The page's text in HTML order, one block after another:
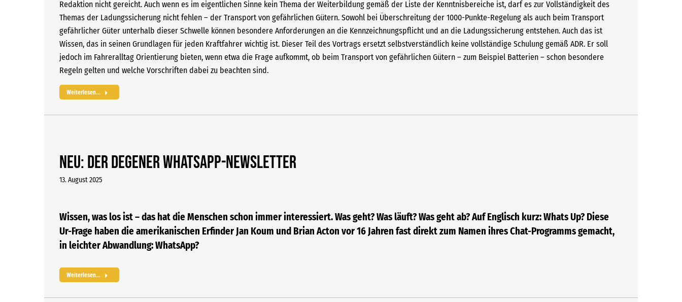
Redaktion nicht gereicht. Auch wenn es im eigentlichen Sinne kein Thema der Weiterbildung gemäß der Liste der Kenntnisbereiche ist, darf es zur Vollständigkeit des
Themas der Ladungssicherung nicht fehlen – der Transport von gefährlichen Gütern. Sowohl bei Überschreitung der 1000-Punkte-Regelung als auch beim Transport
gefährlicher Güter unterhalb dieser Schwelle können besondere Anforderungen an die Kennzeichnungspflicht und an die Ladungssicherung entstehen. Auch das ist
Wissen, das in seinen Grundlagen für jeden Kraftfahrer wichtig ist. Dieser Teil des Vortrags ersetzt selbstverständlich keine vollständige Schulung gemäß ADR. Er soll
jedoch im Fahreralltag Orientierung bieten, wenn etwa die Frage aufkommt, ob beim Transport von gefährlichen Gütern – zum Beispiel Batterien – schon besondere
Regeln gelten und welche Vorschriften dabei zu beachten sind.
Weiterlesen...
NEU: Der DEGENER WhatsApp-Newsletter
13. August 2025
Wissen, was los ist – das hat die Menschen schon immer interessiert. Was geht? Was läuft? Was geht ab? Auf Englisch kurz: Whats Up? Diese
Ur-Frage haben die amerikanischen Erfinder Jan Koum und Brian Acton vor 16 Jahren fast direkt zum Namen ihres Chat-Programms gemacht,
in leichter Abwandlung: WhatsApp?
Weiterlesen...